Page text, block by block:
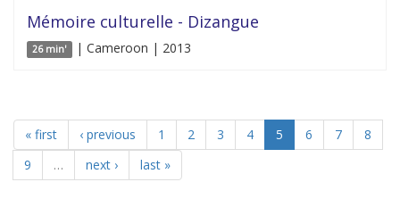
Mémoire culturelle - Dizangue
26 min' | Cameroon | 2013
« first ‹ previous 1 2 3 4 5 6 7
8
9
… next › last »